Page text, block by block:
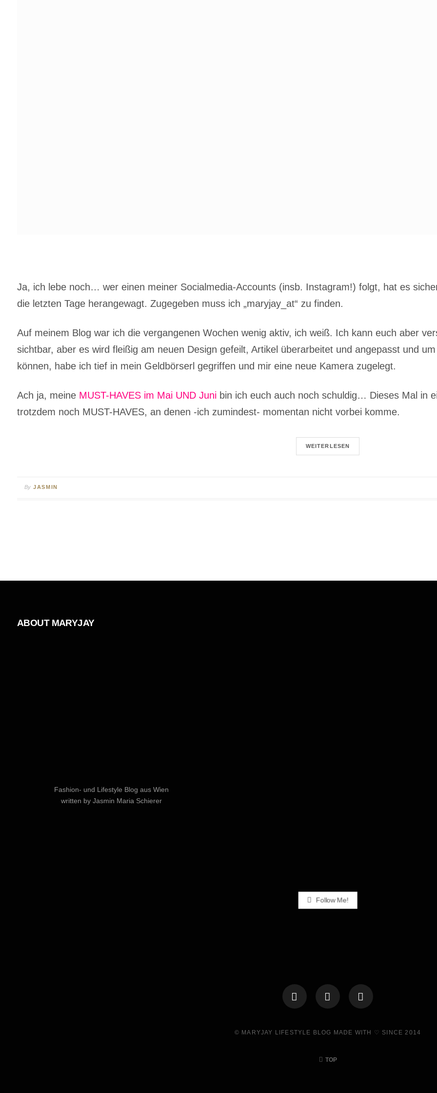
Ja, ich lebe noch… wer einen meiner Socialmedia-Accounts (insb. Instagram!) folgt, hat es
die letzten Tage herangewagt. Zugegeben muss ich „maryjay_at“ zu finden.
Auf meinem Blog war ich die vergangenen Wochen wenig aktiv, ich weiß. Ich kann euch aber
sichtbar, aber es wird fleißig am neuen Design gefeilt, Artikel überarbeitet und angepasst und
können, habe ich tief in mein Geldbörserl gegriffen und mir eine neue Kamera zugelegt.
Ach ja, meine MUST-HAVES im Mai UND Juni bin ich euch auch noch schuldig… Dieses Mal in
trotzdem noch MUST-HAVES, an denen -ich zumindest- momentan nicht vorbei komme.
WEITERLESEN
By JASMIN
ABOUT MARYJAY
Fashion- und Lifestyle Blog aus Wien
written by Jasmin Maria Schierer
Follow Me!
© MARYJAY LIFESTYLE BLOG MADE WITH ♡ SINCE 2014
TOP